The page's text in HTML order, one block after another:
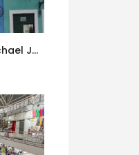
Cenário de clipe icônico de Michael Jackson, casarão azul no centro do Pelourinho enfrenta ordem de desocupação